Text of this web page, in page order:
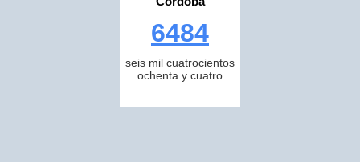
6484
seis mil cuatrocientos
ochenta y cuatro